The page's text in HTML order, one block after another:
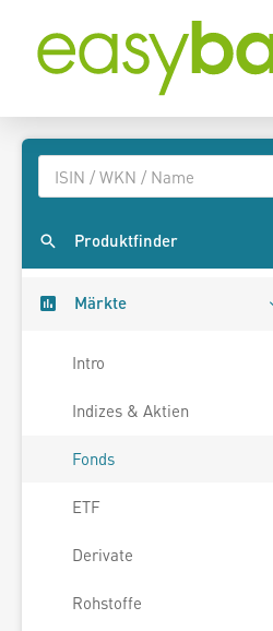
Produktfinder
Märkte
Intro
Indizes & Aktien
Fonds
ETF
Derivate
Rohstoffe